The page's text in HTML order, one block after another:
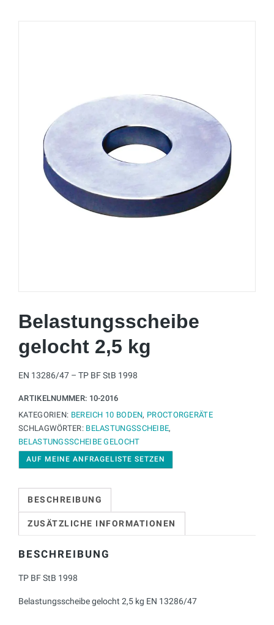
Belastungsscheibe
gelocht 2,5 kg
EN 13286/47 – TP BF StB 1998
ARTIKELNUMMER: 10-2016
KATEGORIEN: BEREICH 10 BODEN, PROCTORGERÄTE
SCHLAGWÖRTER: BELASTUNGSSCHEIBE,
BELASTUNGSSCHEIBE GELOCHT
AUF MEINE ANFRAGELISTE SETZEN
BESCHREIBUNG
ZUSÄTZLICHE INFORMATIONEN
BESCHREIBUNG
TP BF StB 1998
Belastungsscheibe gelocht 2,5 kg EN 13286/47